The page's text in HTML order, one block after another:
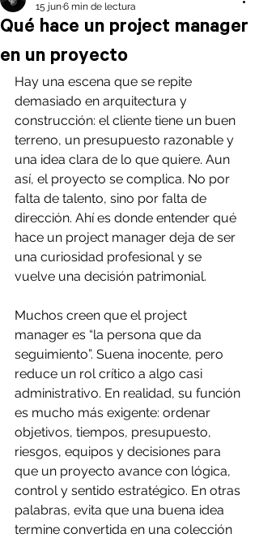
Qué hace un project manager
en un proyecto
15 jun6 min de lectura
Hay una escena que se repite
demasiado en arquitectura y
construcción: el cliente tiene un buen
terreno, un presupuesto razonable y
una idea clara de lo que quiere. Aun
así, el proyecto se complica. No por
falta de talento, sino por falta de
dirección. Ahí es donde entender qué
hace un project manager deja de ser
una curiosidad profesional y se
vuelve una decisión patrimonial.
Muchos creen que el project
manager es “la persona que da
seguimiento”. Suena inocente, pero
reduce un rol crítico a algo casi
administrativo. En realidad, su función
es mucho más exigente: ordenar
objetivos, tiempos, presupuesto,
riesgos, equipos y decisiones para
que un proyecto avance con lógica,
control y sentido estratégico. En otras
palabras, evita que una buena idea
termine convertida en una colección